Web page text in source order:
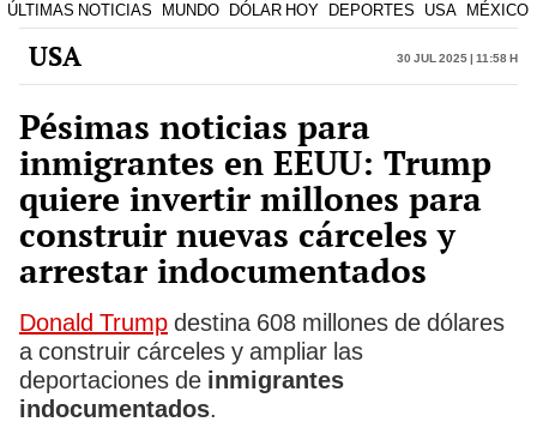
ÚLTIMAS NOTICIAS MUNDO DÓLAR HOY DEPORTES USA MÉXICO
USA 30 Jul 2025 | 11:58 h
Pésimas noticias para
inmigrantes en EEUU: Trump
quiere invertir millones para
construir nuevas cárceles y
arrestar indocumentados
Donald Trump destina 608 millones de dólares
a construir cárceles y ampliar las
deportaciones de inmigrantes
indocumentados.